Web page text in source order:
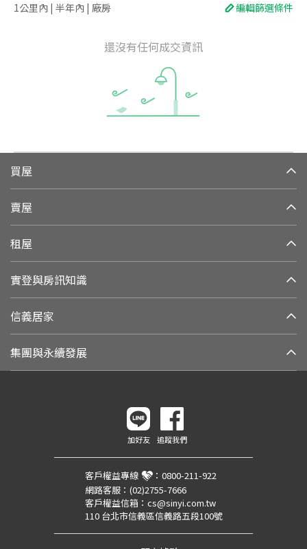
1公里內 | 半年內 | 廠房 編輯篩選條件
還沒有任何成交資訊
買屋
賣屋
租屋
實登與房訊知識
信義居家
集團與永續發展
加好友 追蹤我們
客戶權益專線 ： 0800-211-922
網路客服： (02)2755-7666
客戶權益信箱： cs@sinyi.com.tw
110 台北市信義區信義路五段100號